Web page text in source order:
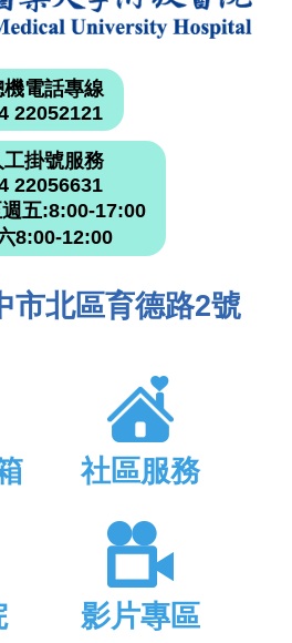
機電話專線
22052121
工掛號服務
22056631
五:8:00-17:00
8:00-12:00
市北區育德路2號
社區服務
影片專區